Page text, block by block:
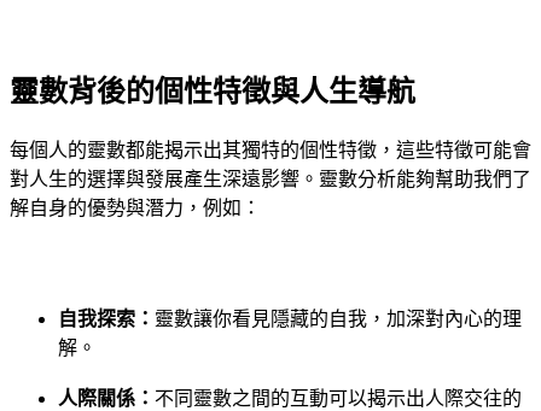
靈數背後的個性特徵與人生導航
每個人的靈數都能揭示出其獨特的個性特徵，這些特徵可能會
對人生的選擇與發展產生深遠影響。靈數分析能夠幫助我們了
解自身的優勢與潛力，例如：
自我探索： 靈數讓你看見隱藏的自我，加深對內心的理
解。
人際關係： 不同靈數之間的互動可以揭示出人際交往的